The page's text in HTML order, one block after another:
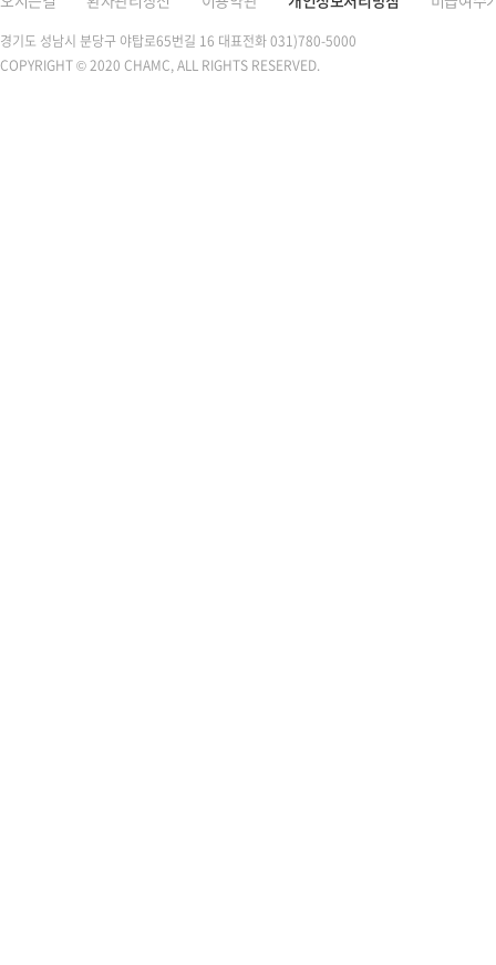
경기도 성남시 분당구 야탑로65번길 16 대표전화 031)780-5000
COPYRIGHT © 2020 CHAMC, ALL RIGHTS RESERVED.